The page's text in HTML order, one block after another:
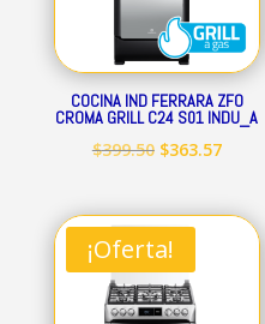
COCINA IND FERRARA ZFO
CROMA GRILL C24 S01 INDU_A
$399.50 El
original
era:
$399.50.
$363.57El
actual
¡Oferta!